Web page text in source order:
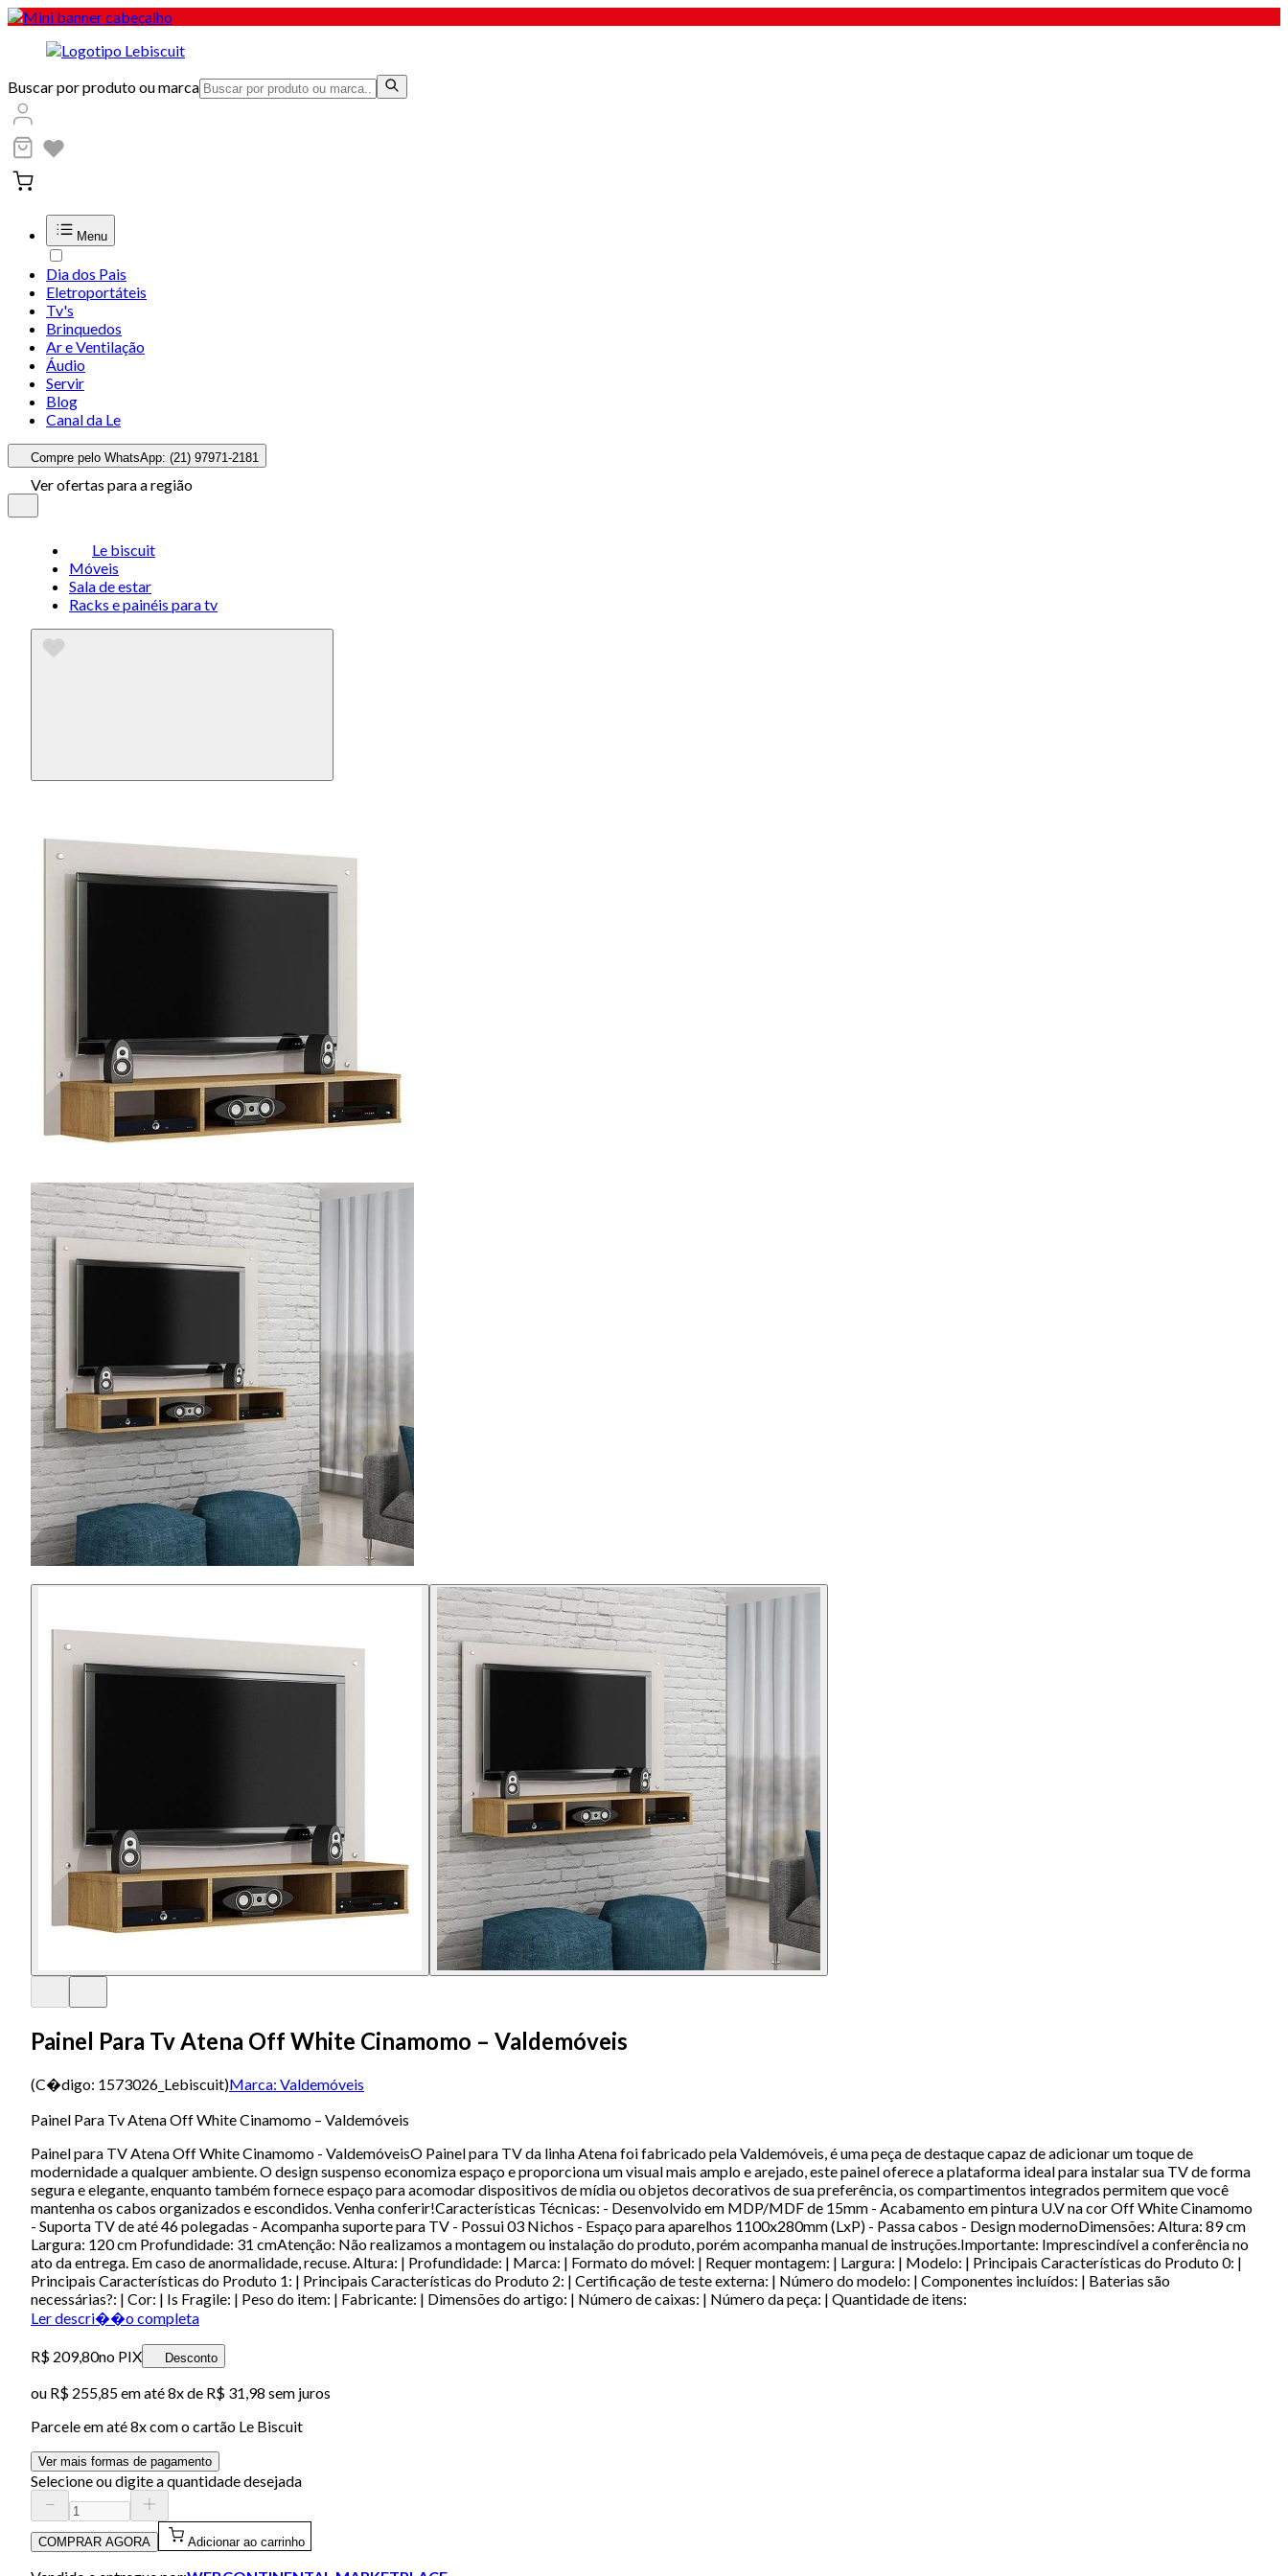
Buscar por produto ou marca
Menu
Dia dos Pais
Eletroportáteis
Tv's
Brinquedos
Ar e Ventilação
Áudio
Servir
Blog
Canal da Le
Compre pelo WhatsApp: (21) 97971-2181
Ver ofertas para a região
Le biscuit
Móveis
Sala de estar
Racks e painéis para tv
Painel Para Tv Atena Off White Cinamomo – Valdemóveis
(C�digo: 1573026_Lebiscuit)Marca: Valdemóveis
Painel Para Tv Atena Off White Cinamomo – Valdemóveis
Painel para TV Atena Off White Cinamomo - ValdemóveisO Painel para TV da linha Atena foi fabricado pela Valdemóveis, é uma peça de destaque capaz de adicionar um toque de
modernidade a qualquer ambiente. O design suspenso economiza espaço e proporciona um visual mais amplo e arejado, este painel oferece a plataforma ideal para instalar sua TV de forma
segura e elegante, enquanto também fornece espaço para acomodar dispositivos de mídia ou objetos decorativos de sua preferência, os compartimentos integrados permitem que você
mantenha os cabos organizados e escondidos. Venha conferir!Características Técnicas: - Desenvolvido em MDP/MDF de 15mm - Acabamento em pintura U.V na cor Off White Cinamomo
- Suporta TV de até 46 polegadas - Acompanha suporte para TV - Possui 03 Nichos - Espaço para aparelhos 1100x280mm (LxP) - Passa cabos - Design modernoDimensões: Altura: 89 cm
Largura: 120 cm Profundidade: 31 cmAtenção: Não realizamos a montagem ou instalação do produto, porém acompanha manual de instruções.Importante: Imprescindível a conferência no
ato da entrega. Em caso de anormalidade, recuse. Altura: | Profundidade: | Marca: | Formato do móvel: | Requer montagem: | Largura: | Modelo: | Principais Características do Produto 0: |
Principais Características do Produto 1: | Principais Características do Produto 2: | Certificação de teste externa: | Número do modelo: | Componentes incluídos: | Baterias são
necessárias?: | Cor: | Is Fragile: | Peso do item: | Fabricante: | Dimensões do artigo: | Número de caixas: | Número da peça: | Quantidade de itens:
Ler descri��o completa
R$ 209,80no PIX Desconto
ou R$ 255,85em até8x de R$ 31,98 sem juros
Parcele em até8x com o cartão Le Biscuit
Ver mais formas de pagamento
Selecione ou digite a quantidade desejada
COMPRAR AGORA Adicionar ao carrinho